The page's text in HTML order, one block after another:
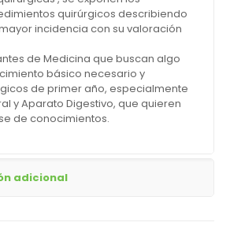
quirúrgicos describiendo
incidencia con su valoración
de Medicina que buscan algo
básico necesario y
de primer año, especialmente
y Aparato Digestivo, que quieren
de conocimientos.
adicional